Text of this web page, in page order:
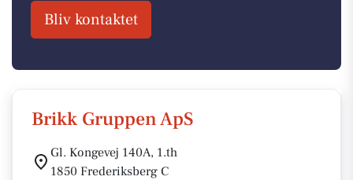
Bliv kontaktet
Brikk Gruppen ApS
Gl. Kongevej 140A, 1.th
1850 Frederiksberg C